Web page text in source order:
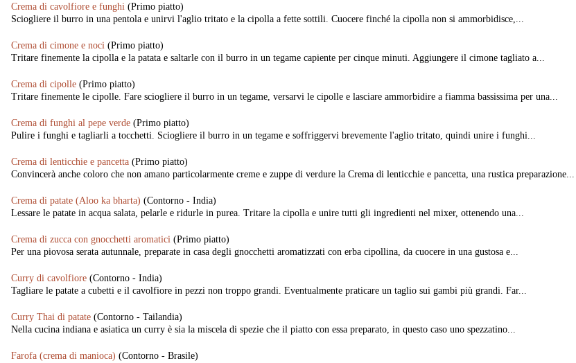
Crema di cavolfiore e funghi (Primo piatto)
Sciogliere il burro in una pentola e unirvi l'aglio tritato e la cipolla a fette sottili. Cuocere finché la cipolla non si ammorbidisce,...
Crema di cimone e noci (Primo piatto)
Tritare finemente la cipolla e la patata e saltarle con il burro in un tegame capiente per cinque minuti. Aggiungere il cimone tagliato a...
Crema di cipolle (Primo piatto)
Tritare finemente le cipolle. Fare sciogliere il burro in un tegame, versarvi le cipolle e lasciare ammorbidire a fiamma bassissima per una...
Crema di funghi al pepe verde (Primo piatto)
Pulire i funghi e tagliarli a tocchetti. Sciogliere il burro in un tegame e soffriggervi brevemente l'aglio tritato, quindi unire i funghi...
Crema di lenticchie e pancetta (Primo piatto)
Convincerà anche coloro che non amano particolarmente creme e zuppe di verdure la Crema di lenticchie e pancetta, una rustica preparazione...
Crema di patate (Aloo ka bharta) (Contorno - India)
Lessare le patate in acqua salata, pelarle e ridurle in purea. Tritare la cipolla e unire tutti gli ingredienti nel mixer, ottenendo una...
Crema di zucca con gnocchetti aromatici (Primo piatto)
Per una piovosa serata autunnale, preparate in casa degli gnocchetti aromatizzati con erba cipollina, da cuocere in una gustosa e...
Curry di cavolfiore (Contorno - India)
Tagliare le patate a cubetti e il cavolfiore in pezzi non troppo grandi. Eventualmente praticare un taglio sui gambi più grandi. Far...
Curry Thai di patate (Contorno - Tailandia)
Nella cucina indiana e asiatica un curry è sia la miscela di spezie che il piatto con essa preparato, in questo caso uno spezzatino...
Farofa (crema di manioca) (Contorno - Brasile)